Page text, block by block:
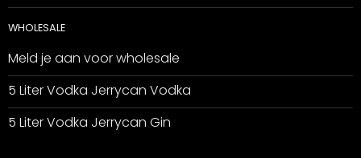
WHOLESALE
Meld je aan voor wholesale
5 Liter Vodka Jerrycan Vodka
5 Liter Vodka Jerrycan Gin